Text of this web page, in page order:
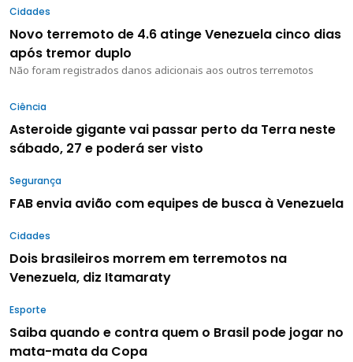
Cidades
Novo terremoto de 4.6 atinge Venezuela cinco dias
após tremor duplo
Não foram registrados danos adicionais aos outros terremotos
Ciência
Asteroide gigante vai passar perto da Terra neste
sábado, 27 e poderá ser visto
Segurança
FAB envia avião com equipes de busca à Venezuela
Cidades
Dois brasileiros morrem em terremotos na
Venezuela, diz Itamaraty
Esporte
Saiba quando e contra quem o Brasil pode jogar no
mata-mata da Copa